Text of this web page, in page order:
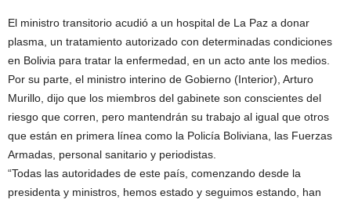
El ministro transitorio acudió a un hospital de La Paz a donar
plasma, un tratamiento autorizado con determinadas condiciones
en Bolivia para tratar la enfermedad, en un acto ante los medios.
Por su parte, el ministro interino de Gobierno (Interior), Arturo
Murillo, dijo que los miembros del gabinete son conscientes del
riesgo que corren, pero mantendrán su trabajo al igual que otros
que están en primera línea como la Policía Boliviana, las Fuerzas
Armadas, personal sanitario y periodistas.
“Todas las autoridades de este país, comenzando desde la
presidenta y ministros, hemos estado y seguimos estando, han